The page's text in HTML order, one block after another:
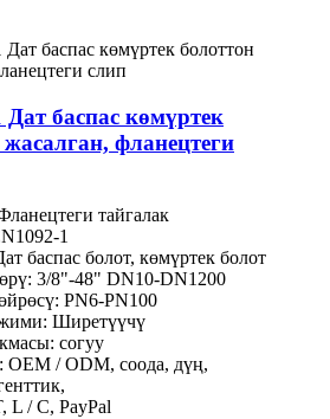
Дат баспас көмүртек
фланецтеги
тайгалак
1
баспас болот, көмүртек болот
3/8"-48" DN10-DN1200
PN6-PN100
Ширетүүчү
согуу
OEM / ODM, соода, дүң,
L / C, PayPal